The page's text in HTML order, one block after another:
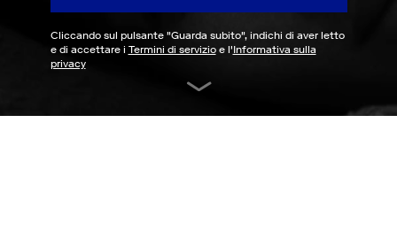
Cliccando sul pulsante "Guarda subito", indichi di aver letto
e di accettare i Termini di servizioe l'Informativa sulla
privacy